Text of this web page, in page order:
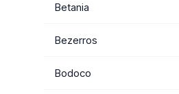
Betania
Bezerros
Bodoco